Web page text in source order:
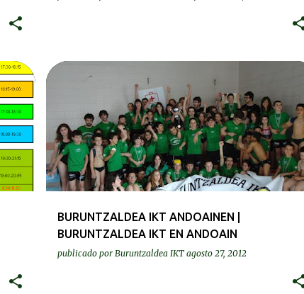
+
BURUNTZALDEA IKT ANDOAINEN |
BURUNTZALDEA IKT EN ANDOAIN
publicado por Buruntzaldea IKT agosto 27, 2012
BEREZIAK | ESPECIALES